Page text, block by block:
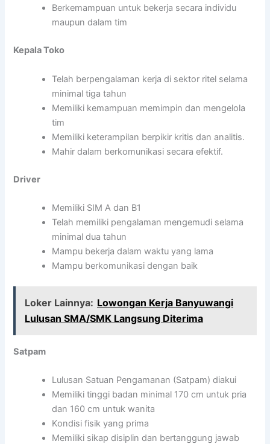
Berkemampuan untuk bekerja secara individu
maupun dalam tim
Kepala Toko
Telah berpengalaman kerja di sektor ritel selama
minimal tiga tahun
Memiliki kemampuan memimpin dan mengelola
tim
Memiliki keterampilan berpikir kritis dan analitis.
Mahir dalam berkomunikasi secara efektif.
Driver
Memiliki SIM A dan B1
Telah memiliki pengalaman mengemudi selama
minimal dua tahun
Mampu bekerja dalam waktu yang lama
Mampu berkomunikasi dengan baik
Loker Lainnya: Lowongan Kerja Banyuwangi
Lulusan SMA/SMK Langsung Diterima
Satpam
Lulusan Satuan Pengamanan (Satpam) diakui
Memiliki tinggi badan minimal 170 cm untuk pria
dan 160 cm untuk wanita
Kondisi fisik yang prima
Memiliki sikap disiplin dan bertanggung jawab